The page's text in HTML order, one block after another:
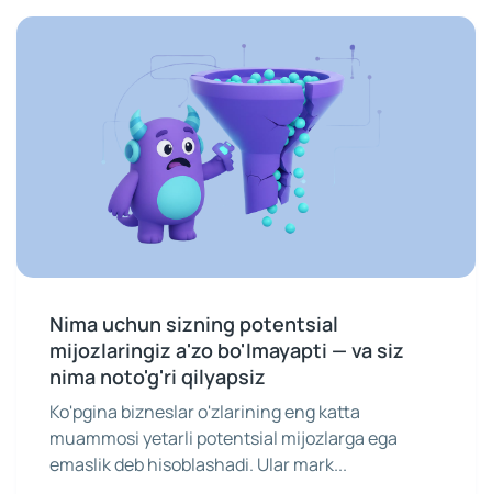
Nima uchun sizning potentsial
mijozlaringiz a'zo bo'lmayapti — va siz
nima noto'g'ri qilyapsiz
Ko'pgina bizneslar o'zlarining eng katta
muammosi yetarli potentsial mijozlarga ega
emaslik deb hisoblashadi. Ular mark...